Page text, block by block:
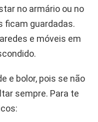
no armário ou no
ficam guardadas.
e móveis em
e bolor, pois se não
sempre. Para te